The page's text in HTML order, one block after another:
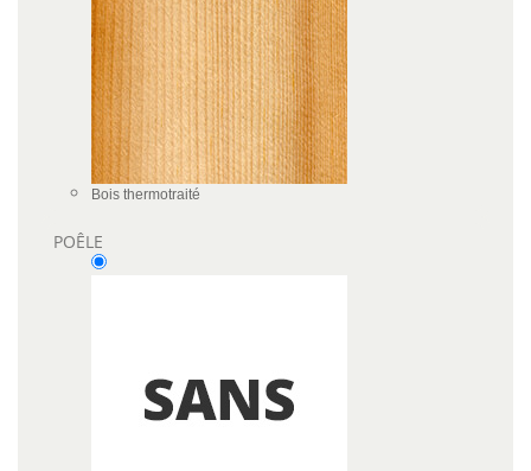
Bois thermotraité
POÊLE